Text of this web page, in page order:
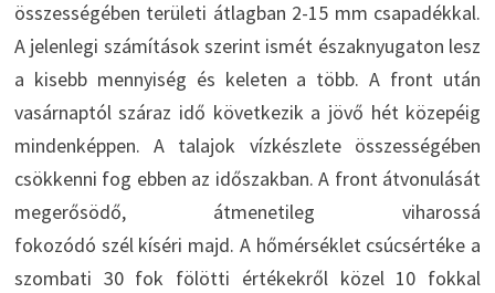
összességében területi átlagban 2-15 mm csapadékkal.
A jelenlegi számítások szerint ismét északnyugaton lesz
a kisebb mennyiség és keleten a több. A front után
vasárnaptól száraz idő következik a jövő hét közepéig
mindenképpen. A talajok vízkészlete összességében
csökkenni fog ebben az időszakban. A front átvonulását
megerősödő, átmenetileg viharossá
fokozódó szél kíséri majd. A hőmérséklet csúcsértéke a
szombati 30 fok fölötti értékekről közel 10 fokkal